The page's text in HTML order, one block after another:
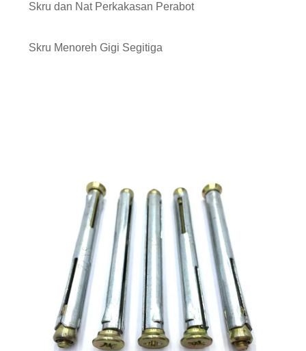
Skru dan Nat Perkakasan Perabot
Skru Menoreh Gigi Segitiga